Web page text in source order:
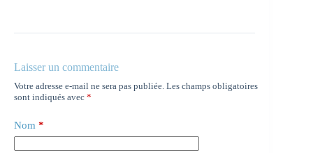
Laisser un commentaire
Votre adresse e-mail ne sera pas publiée. Les champs obligatoires
sont indiqués avec *
Nom *